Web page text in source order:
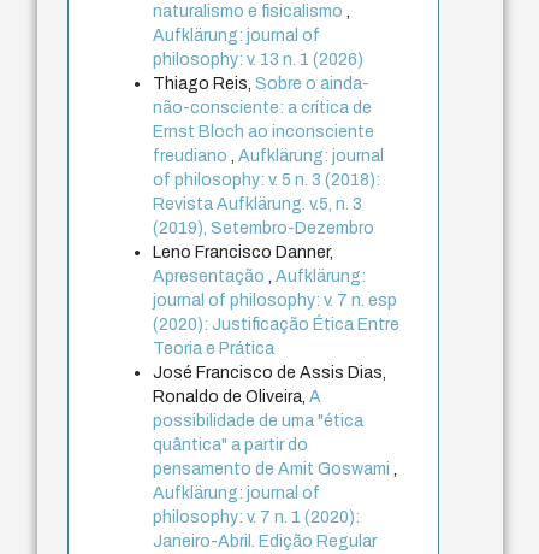
naturalismo e fisicalismo
Aufklärung: journal of
philosophy: v. 13 n. 1 (2026)
Thiago Reis,Sobre o ainda-
não-consciente: a crítica de
Ernst Bloch ao inconsciente
freudiano
,Aufklärung: journal
of philosophy: v. 5 n. 3 (2018):
Revista Aufklärung. v.5, n. 3
(2019), Setembro-Dezembro
Leno Francisco Danner,
Apresentação
,Aufklärung:
journal of philosophy: v. 7 n. esp
(2020): Justificação Ética Entre
Teoria e Prática
José Francisco de Assis Dias,
Ronaldo de Oliveira,A
possibilidade de uma "ética
quântica" a partir do
pensamento de Amit Goswami
Aufklärung: journal of
philosophy: v. 7 n. 1 (2020):
Janeiro-Abril. Edição Regular